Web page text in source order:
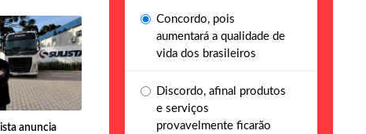
anuncia
Concordo, pois
aumentará a qualidade de
vida dos brasileiros
Discordo, afinal produtos
e serviços
provavelmente ficarão